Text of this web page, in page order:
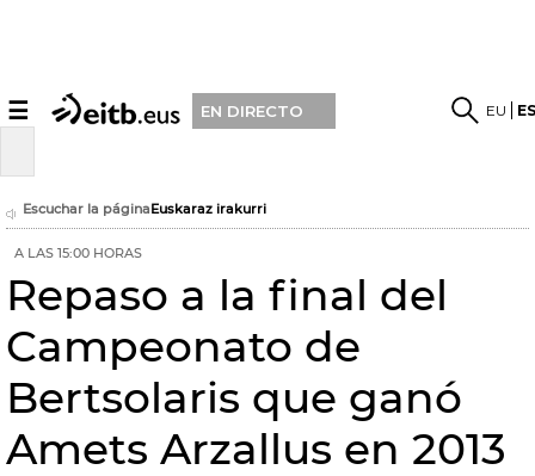
☰ EN DIRECTO EU
Escuchar la páginaEuskaraz irakurri
A LAS 15:00 HORAS
Repaso a la final del
Campeonato de
Bertsolaris que ganó
Amets Arzallus en 2013